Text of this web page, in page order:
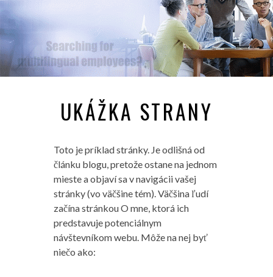
UKÁŽKA STRANY
Toto je príklad stránky. Je odlišná od
článku blogu, pretože ostane na jednom
mieste a objaví sa v navigácii vašej
stránky (vo väčšine tém). Väčšina ľudí
začína stránkou O mne, ktorá ich
predstavuje potenciálnym
návštevníkom webu. Môže na nej byť
niečo ako: